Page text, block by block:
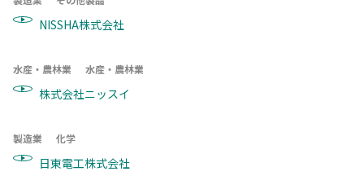
NISSHA株式会社
水産・農林業 水産・農林業
株式会社ニッスイ
製造業 化学
日東電工株式会社